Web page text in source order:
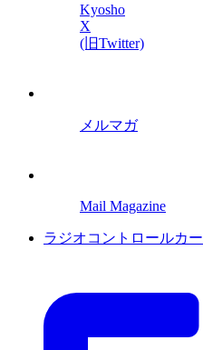
Kyosho
X
(旧Twitter)
メルマガ
Mail Magazine
ラジオコントロールカー